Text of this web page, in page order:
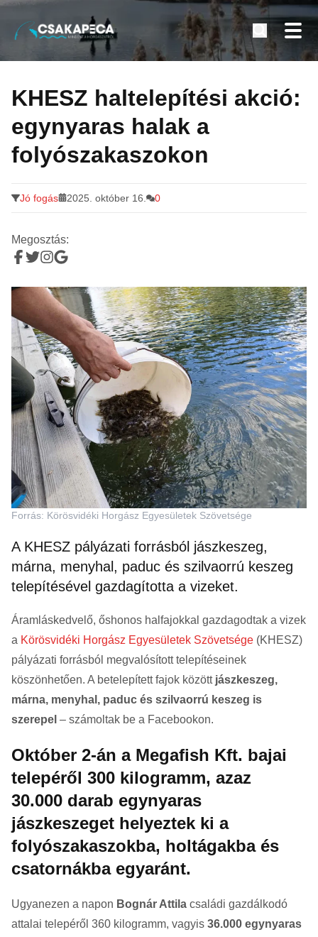
tartalomra
Minden a horgászatról
KHESZ haltelepítési akció:
egynyaras halak a
folyószakaszokon
Jó fogás 2025. október 16. 0
Megosztás:
Forrás: Körösvidéki Horgász Egyesületek Szövetsége
A KHESZ pályázati forrásból jászkeszeg,
márna, menyhal, paduc és szilvaorrú keszeg
telepítésével gazdagította a vizeket.
Áramláskedvelő, őshonos halfajokkal gazdagodtak a vizek
a Körösvidéki Horgász Egyesületek Szövetsége (KHESZ)
pályázati forrásból megvalósított telepítéseinek
köszönhetően. A betelepített fajok közöttjászkeszeg,
márna, menyhal, paduc és szilvaorrú keszeg is
szerepel – számoltak be a Facebookon.
Október 2-án a Megafish Kft. bajai
telepéről 300 kilogramm, azaz
30.000 darab egynyaras
jászkeszeget helyeztek ki a
folyószakaszokba, holtágakba és
csatornákba egyaránt.
Ugyanezen a napon Bognár Attila családi gazdálkodó
attalai telepéről 360 kilogramm, vagyis 36.000 egynyaras